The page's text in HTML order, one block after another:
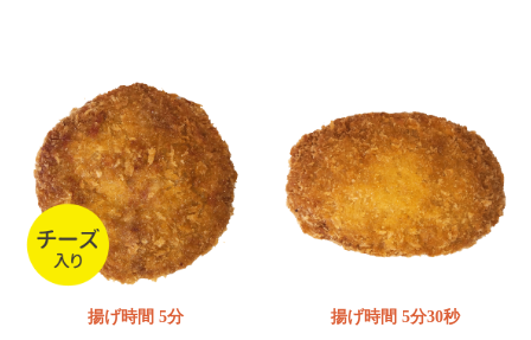
揚げ時間 5分 揚げ時間 5分30秒